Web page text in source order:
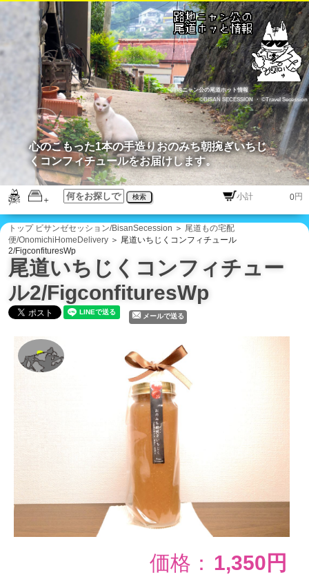
路地ニャン公の尾道ホット情報
©BISAN SECESSION
・©Travel Secession
検索 円
心のこもった1本の手造りおのみち朝捥ぎいちじ
くコンフィチュールをお届けします。
トップ ビサンゼセッション/BisanSecession ＞ 尾道もの宅配
便/OnomichiHomeDelivery ＞ 尾道いちじくコンフィチュール
2/FigconfituresWp
尾道いちじくコンフィチュー
ル2/FigconfituresWp
メールで送る
価格： 1,350円